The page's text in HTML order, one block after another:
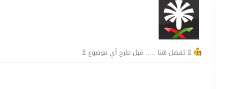
۩ تفضل هنا ..... قبل طرح أي موضوع ۩